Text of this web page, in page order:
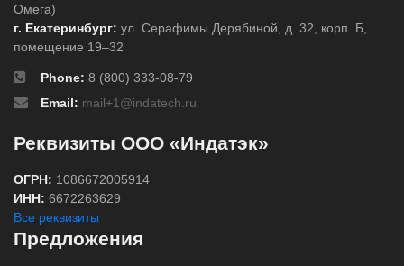
Омега)
г. Екатеринбург: ул. Серафимы Дерябиной, д. 32, корп. Б,
помещение 19–32
Phone: 8 (800) 333-08-79
Email: mail+1@indatech.ru
Реквизиты ООО «Индатэк»
ОГРН: 1086672005914
ИНН: 6672263629
Все реквизиты
Предложения